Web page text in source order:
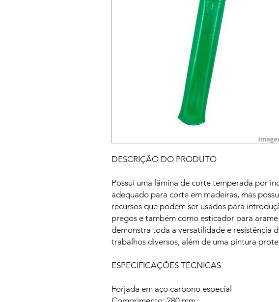
DESCRIÇÃO DO PRODUTO
Possui uma lâmina de corte temperada por
adequado para corte em madeiras, mas
recursos que podem ser usados para
pregos e também como esticador para
demonstra toda a versatilidade e resistência
trabalhos diversos, além de uma pintura
ESPECIFICAÇÕES TÉCNICAS
Forjada em aço carbono especial